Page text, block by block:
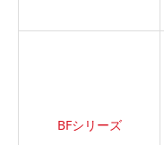
BFシリーズ